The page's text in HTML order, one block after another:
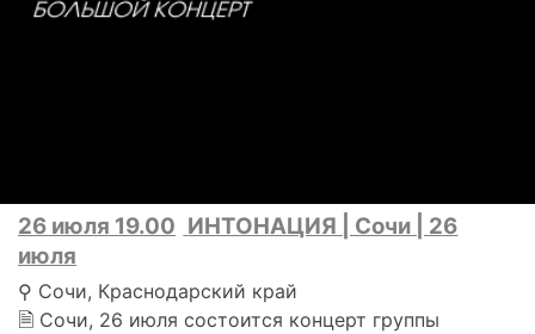
26 июля 19.00 ИНТОНАЦИЯ | Сочи | 26
июля
⚲ Сочи, Краснодарский край
🗎 Сочи, 26 июля состоится концерт группы